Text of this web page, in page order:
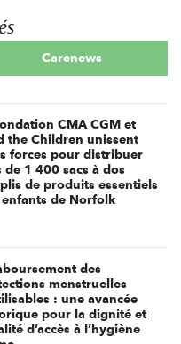
Carenews
CMA CGM et
the Children unissent
forces pour distribuer
de 1 400 sacs à dos
de produits essentiels
de Norfolk
des
menstruelles
: une avancée
pour la dignité et
d’accès à l’hygiène